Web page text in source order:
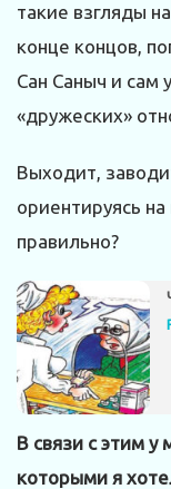
такие взгляды
конце концов,
Сан Саныч и сам
«дружеских»
Выходит,
ориентируясь
правильно?
В связи с этим
которыми я